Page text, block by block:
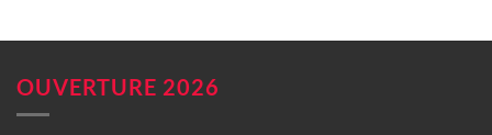
OUVERTURE 2026